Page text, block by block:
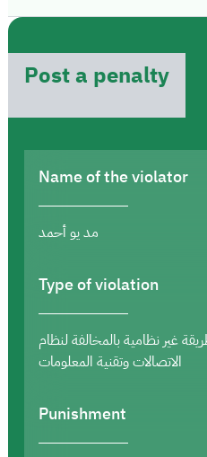
Post a penalty
Name of the violator
مد يو أحمد
Type of violation
غير نظامية بالمخالفة لنظام
الاتصالات وتقنية المعلومات
Punishment